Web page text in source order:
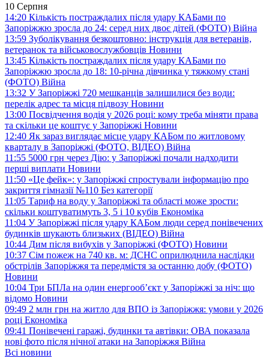
10 Серпня
14:20 Кількість постраждалих після удару КАБами по
Запоріжжю зросла до 24: серед них двоє дітей (ФОТО) Війна
13:59 Зуболікування безкоштовно: інструкція для ветеранів,
ветеранок та військовослужбовців Новини
13:45 Кількість постраждалих після удару КАБами по
Запоріжжю зросла до 18: 10-річна дівчинка у тяжкому стані
(ФОТО) Війна
13:32 У Запоріжжі 720 мешканців залишилися без води:
перелік адрес та місця підвозу Новини
13:00 Посвідчення водія у 2026 році: кому треба міняти права
та скільки це коштує у Запоріжжі Новини
12:40 Як зараз виглядає місце удару КАБом по житловому
кварталу в Запоріжжі (ФОТО, ВІДЕО) Війна
11:55 5000 грн через Дію: у Запоріжжі почали надходити
перші виплати Новини
11:50 «Це фейк»: у Запоріжжі спростували інформацію про
закриття гімназії №110 Без категорії
11:05 Тариф на воду у Запоріжжі та області може зрости:
скільки коштуватимуть 3, 5 і 10 кубів Економіка
11:04 У Запоріжжі після удару КАБом люди серед понівечених
будинків шукають близьких (ВІДЕО) Війна
10:44 Дим після вибухів у Запоріжжі (ФОТО) Новини
10:37 Сім пожеж на 740 кв. м: ДСНС оприлюднила наслідки
обстрілів Запоріжжя та передмістя за останню добу (ФОТО)
Новини
10:04 Три БПЛа на один енергооб’єкт у Запоріжжі за ніч: що
відомо Новини
09:49 2 млн грн на житло для ВПО із Запоріжжя: умови у 2026
році Економіка
09:41 Понівечені гаражі, будинки та автівки: ОВА показала
нові фото після нічної атаки на Запоріжжя Війна
Всі новини